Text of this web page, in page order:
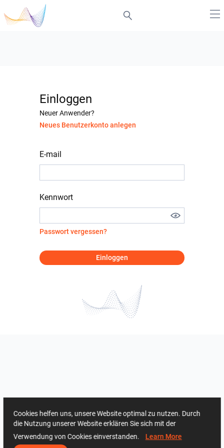
Einloggen
Neuer Anwender?
Neues Benutzerkonto anlegen
E-mail
Kennwort
Passwort vergessen?
Einloggen
Cookies helfen uns, unsere Website optimal zu nutzen. Durch
die Nutzung unserer Website erklären Sie sich mit der
Verwendung von Cookies einverstanden. Learn More